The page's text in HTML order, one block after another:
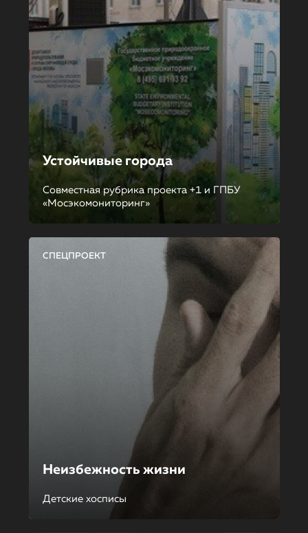
Устойчивые города
Совместная рубрика проекта +1 и ГПБУ
«Мосэкомониторинг»
СПЕЦПРОЕКТ
Неизбежность жизни
Детские хосписы